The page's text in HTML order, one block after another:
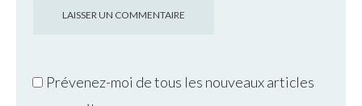
Prévenez-moi de tous les nouveaux articles